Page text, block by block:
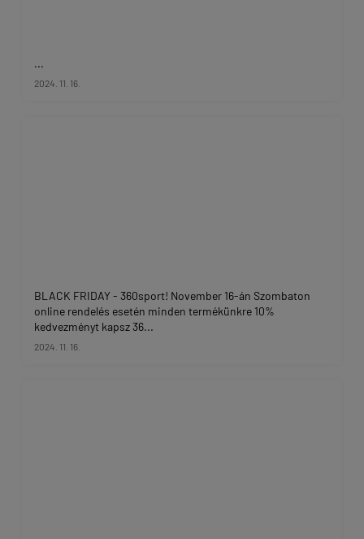
...
2024. 11. 16.
BLACK FRIDAY - 360sport! November 16-án Szombaton
online rendelés esetén minden termékünkre 10%
kedvezményt kapsz 36...
2024. 11. 16.